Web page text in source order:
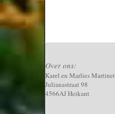
Over ons:
Karel en Marlies Martinet
Julianastraat 98
4566AJ Heikant